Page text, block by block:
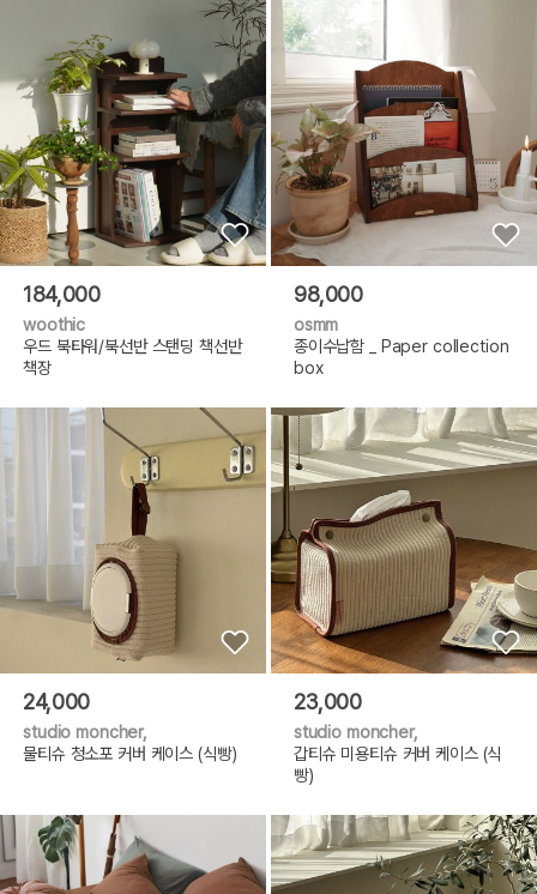
184,000
woothic
우드 북타워/북선반 스탠딩 책선반
책장
98,000
osmm
종이수납함 _ Paper collection
box
24,000
studio moncher,
물티슈 청소포 커버 케이스 (식빵)
23,000
studio moncher,
갑티슈 미용티슈 커버 케이스 (식
빵)